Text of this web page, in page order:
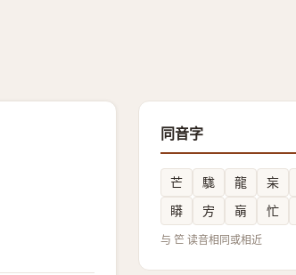
同音字
芒 駹 龍 杗
䁳
㝑 朚 忙
与 笀 读音相同或相近